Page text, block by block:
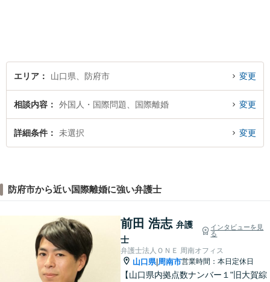
エリア 山口県、防府市 変更
相談内容 外国人・国際問題、国際離婚 変更
詳細条件 未選択 変更
防府市から近い国際離婚に強い弁護士
前田 浩志 弁護
士
インタビューを見
る
弁護士法人ＯＮＥ 周南オフィス
山口県| 周南市営業時間：本日定休日
【山口県内拠点数ナンバー１"旧大賀綜